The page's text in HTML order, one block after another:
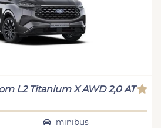
L2 Titanium X AWD 2,0 AT
minibus